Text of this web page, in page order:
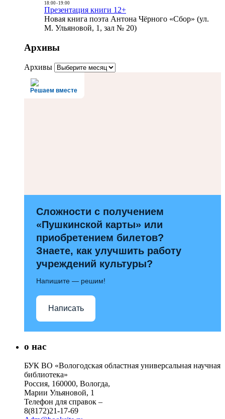
18:00- 19:00
Презентация книги 12+
Новая книга поэта Антона Чёрного «Сбор» (ул.
М. Ульяновой, 1, зал № 20)
Архивы
Архивы
Решаем вместе
Сложности с получением
«Пушкинской карты» или
приобретением билетов?
Знаете, как улучшить работу
учреждений культуры?
Напишите — решим!
Написать
о нас
БУК ВО «Вологодская областная универсальная научная
библиотека»
Россия, 160000, Вологда,
Марии Ульяновой, 1
Телефон для справок –
8(8172)21-17-69